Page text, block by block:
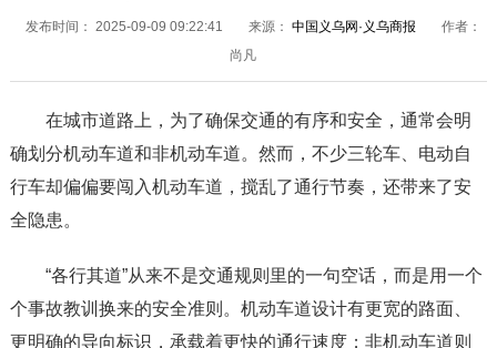
发布时间： 2025-09-09 09:22:41 来源：中国义乌网·义乌商报
作者：
尚凡
在城市道路上，为了确保交通的有序和安全，通常会明
确划分机动车道和非机动车道。然而，不少三轮车、电动自
行车却偏偏要闯入机动车道，搅乱了通行节奏，还带来了安
全隐患。
“各行其道”从来不是交通规则里的一句空话，而是用一个
个事故教训换来的安全准则。机动车道设计有更宽的路面、
更明确的导向标识，承载着更快的通行速度；非机动车道则